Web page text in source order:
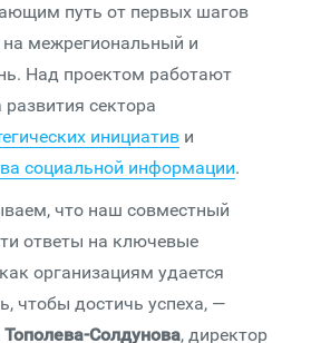
путь от первых шагов
межрегиональный и
Над проектом работают
сектора
инициатив и
социальной информации.
что наш совместный
ответы на ключевые
организациям удается
чтобы достичь успеха, —
Тополева-Солдунова, директор